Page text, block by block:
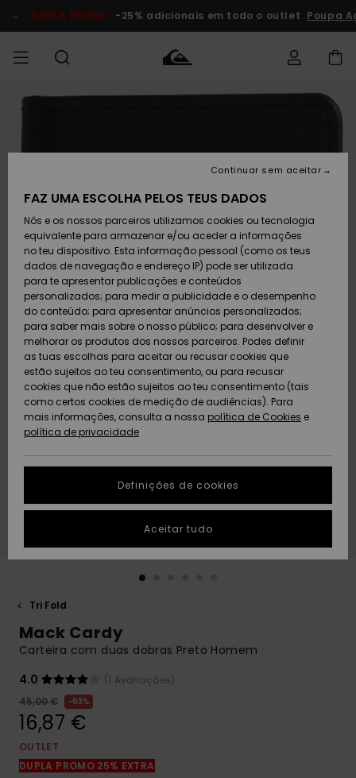
do
DUPLA PROMO -25% adicionais em todo o outlet Poupa
HOMEM
Calçado e
chinelos
Surfe/água
Snow
Artigos
recém-
chegados
Coleções
MENINO
Calçado e
chinelos
Surfe/água
Neve
Artigos
recém-
chegados
Highlights
MULHER
chegados
Highlights
Snow
SURF
Crianças
Highlights
Community
SNOW
Artigos
Criança
Snow Shop
Feminino
Highlights
Community
DUPLA
PROMO
Criança
Outlet
Mulher
AJUDA
Devoluções
Pagamento
Cartão
presente
Quiksilver
Freedom
Protecção de
dados
Guia de
tamanhos
conversa para
obteres a
resposta mais
rápida à tua
respostas
para as
formulário de
contacto.
SUSTAINABILITY
PRESENTE
DESEJO
Tri Fold
Mack Cardy
Carteira com duas dobras Preto Homem
4.0
(1 Avaliações)
45,00 €
63%
16,87 €
OUTLET
DUPLA PROMO 25% EXTRA
FAZ UMA ESCOLHA PELOS TEUS DADOS
Nós e os nossos parceiros utilizamos cookies ou tecnologia
equivalente para armazenar e/ou aceder a informações
no teu dispositivo. Esta informação pessoal (como os teus
dados de navegação e endereço IP) pode ser utilizada
para te apresentar publicações e conteúdos
personalizados; para medir a publicidade e o desempenho
do conteúdo; para apresentar anúncios personalizados;
para saber mais sobre o nosso público; para desenvolver e
melhorar os produtos dos nossos parceiros. Podes definir
as tuas escolhas para aceitar ou recusar cookies que
estão sujeitos ao teu consentimento, ou para recusar
cookies que não estão sujeitos ao teu consentimento (tais
como certos cookies de medição de audiências). Para
mais informações, consulta a nossa política de Cookies e
política de privacidade
Definições de cookies
Continuar sem aceitar
Aceitar tudo